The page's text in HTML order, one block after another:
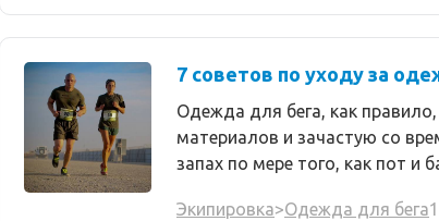
7 советов по уходу за
Одежда для бега, как правило,
материалов и зачастую со
запах по мере того, как пот и
Экипировка>Одежда для бега